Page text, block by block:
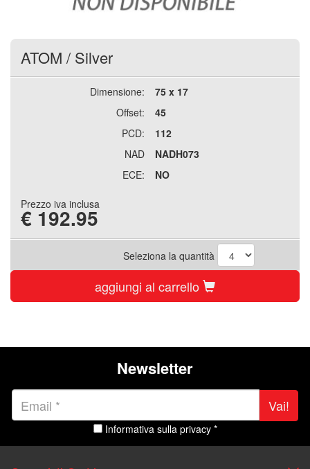
ATOM / Silver
Dimensione:
75 x 17
Offset:
45
PCD:
112
NAD
NADH073
ECE:
NO
Prezzo iva inclusa
€ 192.95
Seleziona la quantità
aggiungi al carrello
Newsletter
Vai!
Informativa sulla privacy *